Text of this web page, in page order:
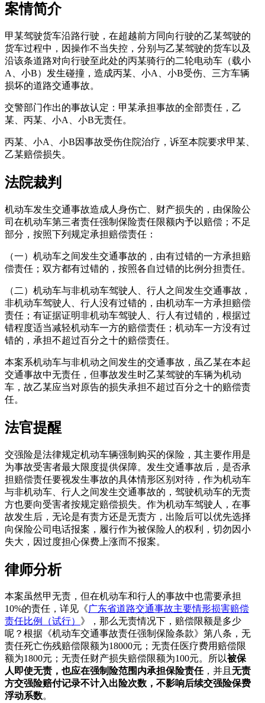
案情简介
甲某驾驶货车沿路行驶，在超越前方同向行驶的乙某驾驶的
货车过程中，因操作不当失控，分别与乙某驾驶的货车以及
沿该条道路对向行驶至此处的丙某骑行的二轮电动车（载小
A、小B）发生碰撞，造成丙某、小A、小B受伤、三方车辆
损坏的道路交通事故。
交警部门作出的事故认定：甲某承担事故的全部责任，乙
某、丙某、小A、小B无责任。
丙某、小A、小B因事故受伤住院治疗，诉至本院要求甲某、
乙某赔偿损失。
法院裁判
机动车发生交通事故造成人身伤亡、财产损失的，由保险公
司在机动车第三者责任强制保险责任限额内予以赔偿；不足
部分，按照下列规定承担赔偿责任：
（一）机动车之间发生交通事故的，由有过错的一方承担赔
偿责任；双方都有过错的，按照各自过错的比例分担责任。
（二）机动车与非机动车驾驶人、行人之间发生交通事故，
非机动车驾驶人、行人没有过错的，由机动车一方承担赔偿
责任；有证据证明非机动车驾驶人、行人有过错的，根据过
错程度适当减轻机动车一方的赔偿责任；机动车一方没有过
错的，承担不超过百分之十的赔偿责任。
本案系机动车与非机动之间发生的交通事故，虽乙某在本起
交通事故中无责任，但事故发生时乙某驾驶的车辆为机动
车，故乙某应当对原告的损失承担不超过百分之十的赔偿责
任。
法官提醒
交强险是法律规定机动车辆强制购买的保险，其主要作用是
为事故受害者最大限度提供保障。发生交通事故后，是否承
担赔偿责任要视发生事故的具体情形区别对待，作为机动车
与非机动车、行人之间发生交通事故的，驾驶机动车的无责
方也要向受害者按规定赔偿损失。作为机动车驾驶人，在事
故发生后，无论是有责方还是无责方，出险后可以优先选择
向保险公司电话报案，履行作为被保险人的权利，切勿因小
失大，因过度担心保费上涨而不报案。
律师分析
本案虽然甲无责，但在机动车和行人的事故中也需要承担
10%的责任， 详见《广东省道路交通事故主要情形损害赔偿
责任比例（试行） 》
，那么无责情况下，赔偿限额是多少
呢？ 根据《机动车交通事故责任强制保险条款》第八条，无
责任死亡伤残赔偿限额为18000元；无责任医疗费用赔偿限
额为1800元；无责任财产损失赔偿限额为100元。所以被保
人即使无责，也应在强制险范围内承担保险责任，并且 无责
方交强险赔付记录不计入出险次数，不影响后续交强险保费
浮动系数。